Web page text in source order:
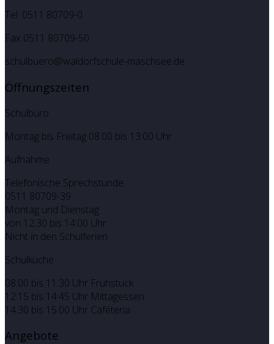
Tel. 0511 80709-0
Fax 0511 80709-50
schulbuero@waldorfschule-maschsee.de
Öffnungszeiten
Schulbüro
Montag bis Freitag 08:00 bis 13:00 Uhr
Aufnahme
Telefonische Sprechstunde:
0511 80709-39
Montag und Dienstag
von 12:30 bis 14:00 Uhr
Nicht in den Schulferien
Schulküche
08:00 bis 11:30 Uhr Frühstück
12:15 bis 14:45 Uhr Mittagessen
14.30 bis 15.00 Uhr Caféteria
Angebote